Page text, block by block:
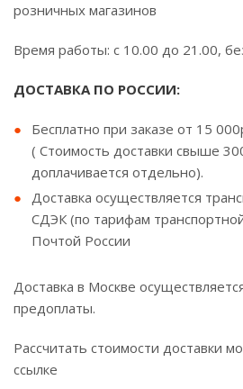
розничных магазинов
Время работы: с 10.00 до 21.00,
ДОСТАВКА ПО РОССИИ:
Бесплатно при заказе от 15
( Стоимость доставки свыше
доплачивается отдельно).
Доставка осуществляется
СДЭК (по тарифам
Почтой России
Доставка в Москве
предоплаты.
Рассчитать стоимости доставки
ссылке